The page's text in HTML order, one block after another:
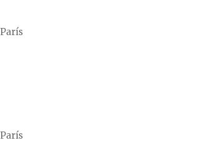
París
París